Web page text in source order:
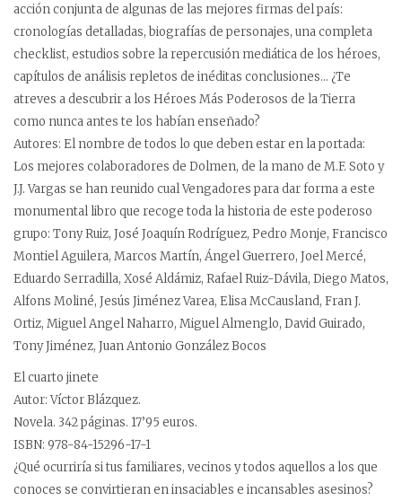
acción conjunta de algunas de las mejores firmas del país:
cronologías detalladas, biografías de personajes, una completa
checklist, estudios sobre la repercusión mediática de los héroes,
capítulos de análisis repletos de inéditas conclusiones… ¿Te
atreves a descubrir a los Héroes Más Poderosos de la Tierra
como nunca antes te los habían enseñado?
Autores: El nombre de todos lo que deben estar en la portada:
Los mejores colaboradores de Dolmen, de la mano de M.F. Soto y
J.J. Vargas se han reunido cual Vengadores para dar forma a este
monumental libro que recoge toda la historia de este poderoso
grupo: Tony Ruiz, José Joaquín Rodríguez, Pedro Monje, Francisco
Montiel Aguilera, Marcos Martín, Ángel Guerrero, Joel Mercé,
Eduardo Serradilla, Xosé Aldámiz, Rafael Ruiz-Dávila, Diego Matos,
Alfons Moliné, Jesús Jiménez Varea, Elisa McCausland, Fran J.
Ortiz, Miguel Angel Naharro, Miguel Almenglo, David Guirado,
Tony Jiménez, Juan Antonio González Bocos
El cuarto jinete
Autor: Víctor Blázquez.
Novela. 342 páginas. 17’95 euros.
ISBN: 978-84-15296-17-1
¿Qué ocurriría si tus familiares, vecinos y todos aquellos a los que
conoces se convirtieran en insaciables e incansables asesinos?